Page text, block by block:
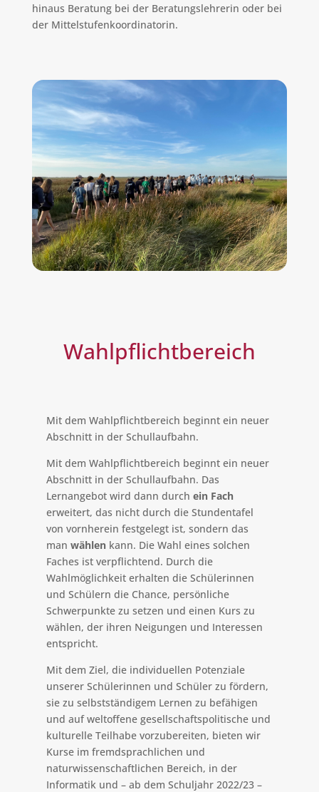
hinaus Beratung bei der Beratungslehrerin oder bei
der Mittelstufenkoordinatorin.
Wahlpflicht­bereich
Mit dem Wahlpflichtbereich beginnt ein neuer
Abschnitt in der Schullaufbahn.
Mit dem Wahlpflichtbereich beginnt ein neuer
Abschnitt in der Schullaufbahn. Das
Lernangebot wird dann durch ein Fach
erweitert, das nicht durch die Stundentafel
von vornherein festgelegt ist, sondern das
man wählen kann. Die Wahl eines solchen
Faches ist verpflichtend. Durch die
Wahlmöglichkeit erhalten die Schülerinnen
und Schülern die Chance, persönliche
Schwerpunkte zu setzen und einen Kurs zu
wählen, der ihren Neigungen und Interessen
entspricht.
Mit dem Ziel, die individuellen Potenziale
unserer Schülerinnen und Schüler zu fördern,
sie zu selbstständigem Lernen zu befähigen
und auf weltoffene gesellschaftspolitische und
kulturelle Teilhabe vorzubereiten, bieten wir
Kurse im fremdsprachlichen und
naturwissenschaftlichen Bereich, in der
Informatik und – ab dem Schuljahr 2022/23 –